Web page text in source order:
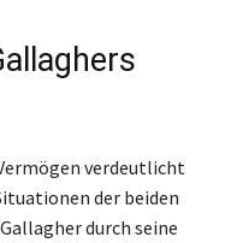
verdeutlicht
der beiden
durch seine